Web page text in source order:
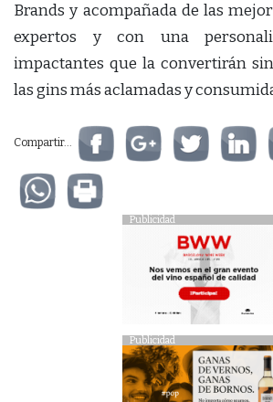
Brands y acompañada de las
expertos y con una
impactantes que la convertirán
las gins más aclamadas y
Compartir...
Publicidad
Publicidad